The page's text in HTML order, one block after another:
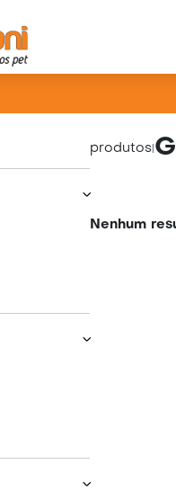
produtos
Nenhum